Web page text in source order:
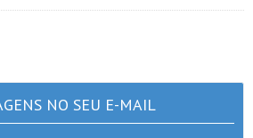
NO SEU E-MAIL